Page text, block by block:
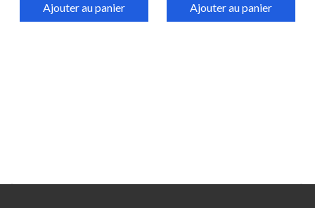
Ajouter au panier Ajouter au panier
 